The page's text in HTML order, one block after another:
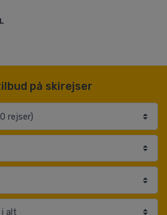
på skirejser